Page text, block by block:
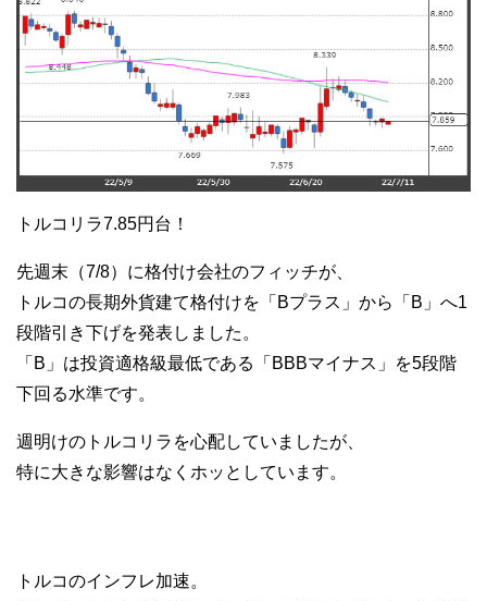
トルコリラ7.85円台！
先週末（7/8）に格付け会社のフィッチが、
トルコの長期外貨建て格付けを「Bプラス」から「B」へ1
段階引き下げを発表しました。
「B」は投資適格級最低である「BBBマイナス」を5段階
下回る水準です。
週明けのトルコリラを心配していましたが、
特に大きな影響はなくホッとしています。
トルコのインフレ加速。